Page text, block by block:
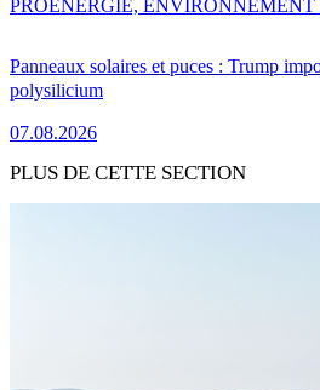
Panneaux solaires et puces : Trump
polysilicium
07.08.2026
PRO ENERGIE, ENVIRONNEMENT
PLUS DE CETTE SECTION